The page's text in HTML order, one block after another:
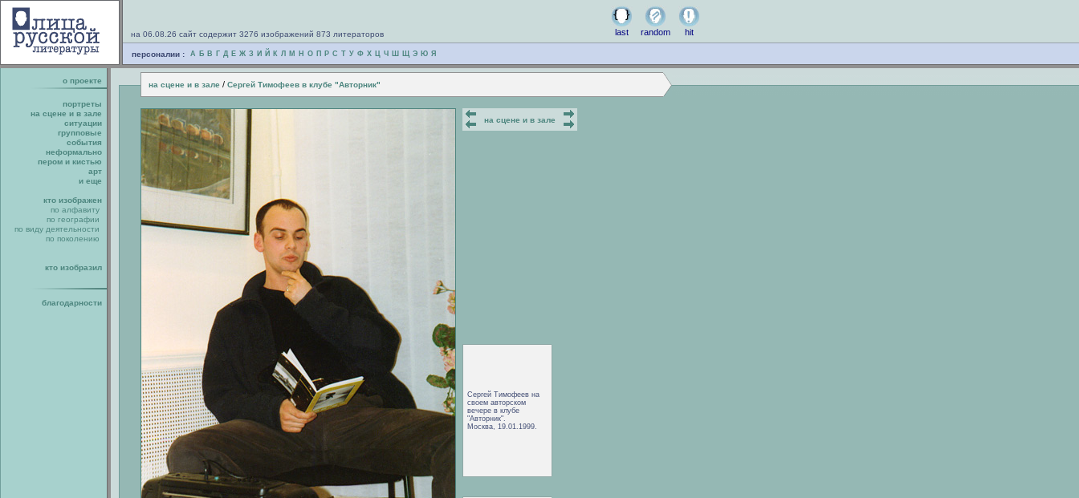
на 06.08.26 сайт содержит 3276 изображений 873 литераторов last random hit
персоналии : А Б В Г Д Е Ж З И Й К Л М Н О П Р С Т У Ф Х Ц Ч Ш Щ Э Ю Я
о проекте на сцене и в зале / Сергей Тимофеев в клубе "Авторник"
портреты
на сцене и в зале
ситуации
групповые
события
неформально
пером и кистью
арт
и еще
кто изображен
по алфавиту
по географии
по виду деятельности
по поколению
кто изобразил
благодарности
на сцене и в зале
Сергей Тимофеев на
своем авторском
вечере в клубе
"Авторник".
Москва, 19.01.1999.